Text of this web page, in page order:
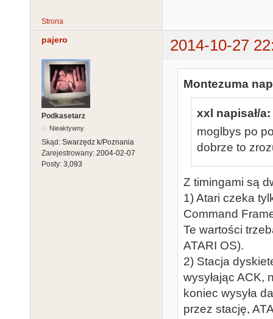
Strona
pajero 2014-10-27
Podkasetarz
Nieaktywny
Skąd: Swarzędz k/Poznania
Zarejestrowany: 2004-02-07
Posty: 3,093
Montezuma
xxl napisał/a:
moglbys po
dobrze to
Z timingami są
1) Atari czeka
Command
Te wartości
ATARI OS).
2) Stacja
wysyłając ACK,
koniec wysyła
przez stację,